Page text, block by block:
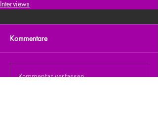
Interviews
Kommentare
Kommentar verfassen...